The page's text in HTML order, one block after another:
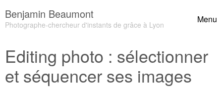
Benjamin Beaumont
Photographe-chercheur d'instants de grâce à Lyon
Menu
Header Widgets
Editing photo : sélectionner
et séquencer ses images